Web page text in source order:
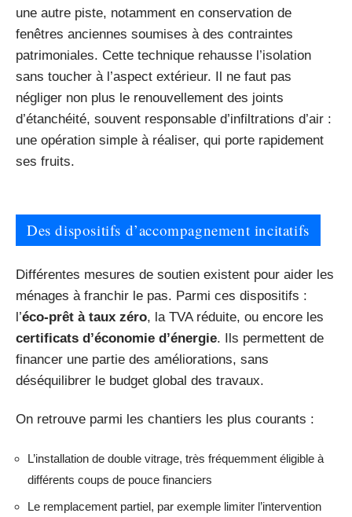
une autre piste, notamment en conservation de
fenêtres anciennes soumises à des contraintes
patrimoniales. Cette technique rehausse l’isolation
sans toucher à l’aspect extérieur. Il ne faut pas
négliger non plus le renouvellement des joints
d’étanchéité, souvent responsable d’infiltrations d’air :
une opération simple à réaliser, qui porte rapidement
ses fruits.
Des dispositifs d’accompagnement incitatifs
Différentes mesures de soutien existent pour aider les
ménages à franchir le pas. Parmi ces dispositifs :
l’éco-prêt à taux zéro, la TVA réduite, ou encore les
certificats d’économie d’énergie. Ils permettent de
financer une partie des améliorations, sans
déséquilibrer le budget global des travaux.
On retrouve parmi les chantiers les plus courants :
L’installation de double vitrage, très fréquemment éligible à
différents coups de pouce financiers
Le remplacement partiel, par exemple limiter l’intervention